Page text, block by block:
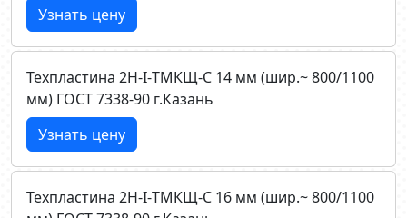
Узнать цену
Техпластина 2Н-I-ТМКЩ-C 14 мм (шир.~ 800/1100
мм) ГОСТ 7338-90 г.Казань
Узнать цену
Техпластина 2Н-I-ТМКЩ-C 16 мм (шир.~ 800/1100